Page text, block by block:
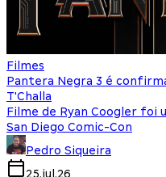
Filmes
Pantera Negra 3 é
T'Challa
Filme de Ryan Coogler foi
San Diego Comic-Con
Pedro Siqueira
25.jul.26